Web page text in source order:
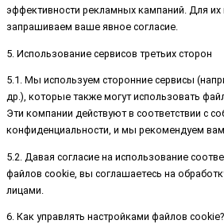
эффективности рекламных кампаний. Для
запрашиваем ваше явное согласие.
5. Использование сервисов третьих сторон
5.1. Мы используем сторонние сервисы
др.), которые также могут использовать
Эти компании действуют в соответствии с
конфиденциальности, и мы рекомендуем
5.2. Давая согласие на использование
файлов cookie, вы соглашаетесь на
лицами.
6. Как управлять настройками файлов cookie?